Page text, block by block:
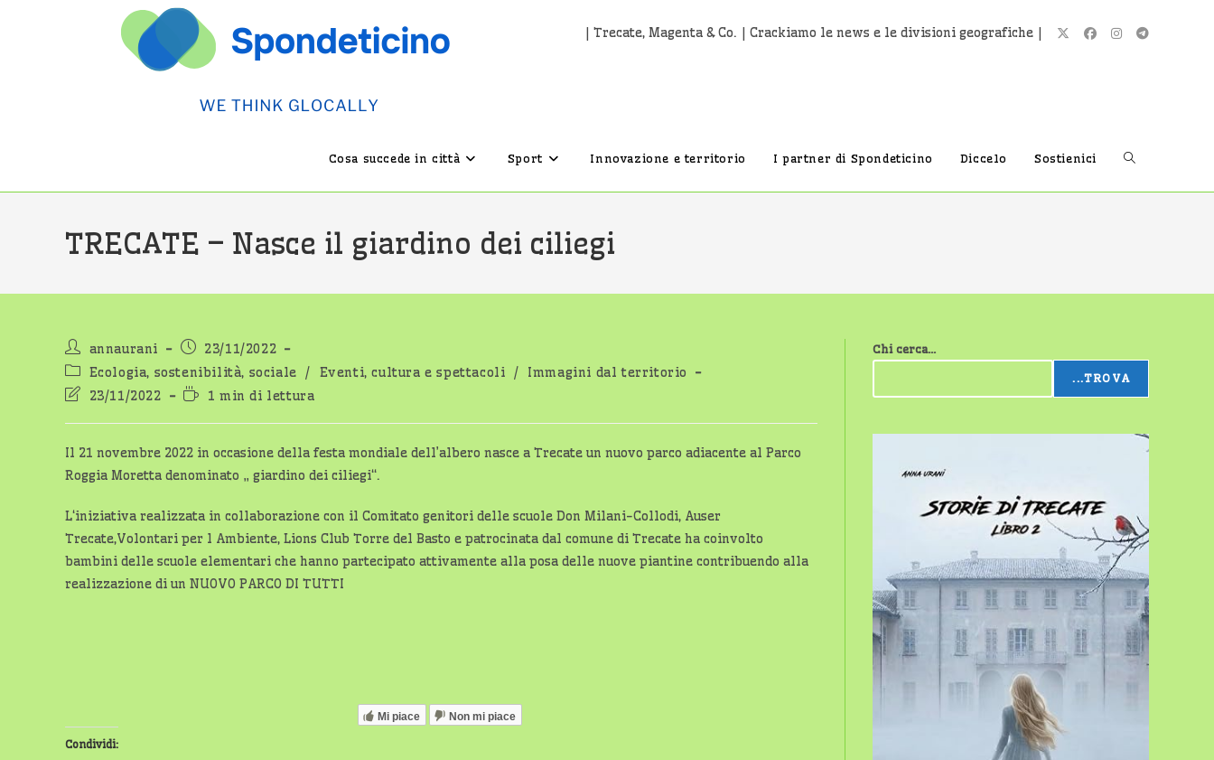
| Trecate, Magenta & Co. | Crackiamo le news e le divisioni geografiche |
Cosa succede in città Sport Innovazione e territorio I partner di Spondeticino Diccelo Sostienici Attiva/
ricerca
sul
TRECATE – Nasce il giardino dei ciliegi
Autore
dell'articolo:
annaurani
Articolo
pubblicato:
23/11/2022
Categoria
dell'articolo:
Ecologia, sostenibilità, sociale / Eventi, cultura e spettacoli /
Immagini dal territorio
Ultima
dell'articolo:
23/11/2022
Tempo
lettura:
1 min di lettura
Il 21 novembre 2022 in occasione della festa mondiale dell’albero nasce a Trecate un nuovo parco adiacente al Parco
Roggia Moretta denominato „ giardino dei ciliegi“.
L‘iniziativa realizzata in collaborazione con il Comitato genitori delle scuole Don Milani-Collodi, Auser
Trecate,Volontari per l Ambiente, Lions Club Torre del Basto e patrocinata dal comune di Trecate ha coinvolto
bambini delle scuole elementari che hanno partecipato attivamente alla posa delle nuove piantine contribuendo alla
realizzazione di un NUOVO PARCO DI TUTTI
Mi piace Non mi piace
Condividi:
Chi cerca...
...TROVA